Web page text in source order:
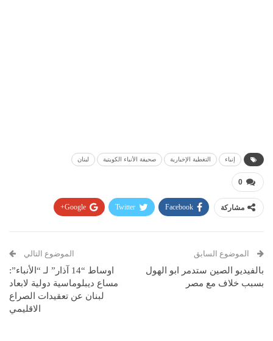
إنباء التغطية الإخبارية صحيفة الأنباء الكويتية لبنان
0
مشاركة Facebook
Twitter
Google+
البريد الإلكتروني
الموضوع السابق
بالفيديو الصين ستدمر ابو الهول
بسبب خلاف مع مصر
الموضوع التالي
اوساط “14 آذار” لـ “الأنباء”:
مساع ديبلوماسية دولية لابعاد
لبنان عن تعقيدات الصراع
الاقليمي